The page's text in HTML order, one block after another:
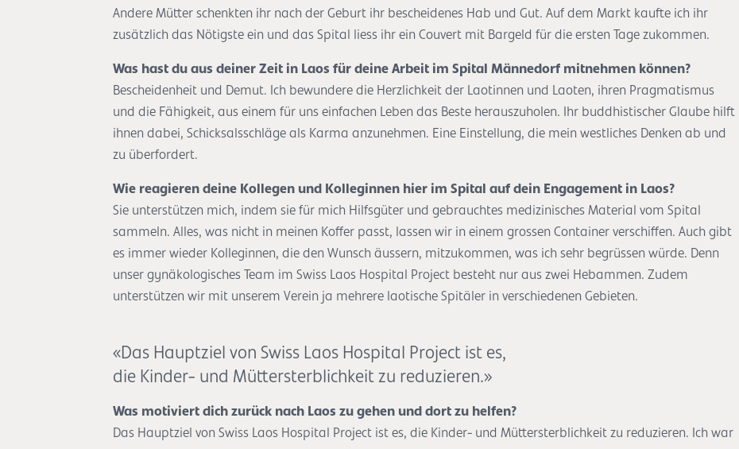
Andere Mütter schenkten ihr nach der Geburt ihr bescheidenes Hab und Gut. Auf dem Markt kaufte ich ihr
zusätzlich das Nötigste ein und das Spital liess ihr ein Couvert mit Bargeld für die ersten Tage zukommen.
Was hast du aus deiner Zeit in Laos für deine Arbeit im Spital Männedorf mitnehmen können?
Bescheidenheit und Demut. Ich bewundere die Herzlichkeit der Laotinnen und Laoten, ihren Pragmatismus
und die Fähigkeit, aus einem für uns einfachen Leben das Beste herauszuholen. Ihr buddhistischer Glaube hilft
ihnen dabei, Schicksalsschläge als Karma anzunehmen. Eine Einstellung, die mein westliches Denken ab und
zu überfordert.
Wie reagieren deine Kollegen und Kolleginnen hier im Spital auf dein Engagement in Laos?
Sie unterstützen mich, indem sie für mich Hilfsgüter und gebrauchtes medizinisches Material vom Spital
sammeln. Alles, was nicht in meinen Koffer passt, lassen wir in einem grossen Container verschiffen. Auch gibt
es immer wieder Kolleginnen, die den Wunsch äussern, mitzukommen, was ich sehr begrüssen würde. Denn
unser gynäkologisches Team im Swiss Laos Hospital Project besteht nur aus zwei Hebammen. Zudem
unterstützen wir mit unserem Verein ja mehrere laotische Spitäler in verschiedenen Gebieten.
«Das Hauptziel von Swiss Laos Hospital Project ist es,
die Kinder- und Müttersterblichkeit zu reduzieren.»
Was motiviert dich zurück nach Laos zu gehen und dort zu helfen?
Das Hauptziel von Swiss Laos Hospital Project ist es, die Kinder- und Müttersterblichkeit zu reduzieren. Ich war